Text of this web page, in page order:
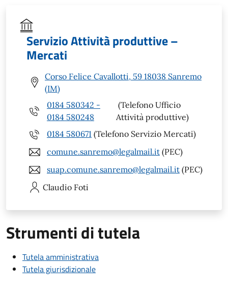
Servizio Attività produttive –
Mercati
Corso Felice Cavallotti, 59 18038 Sanremo
(IM)
0184 580342 -
0184 580248
(Telefono Ufficio
Attività produttive)
0184 580671 (Telefono Servizio Mercati)
comune.sanremo@legalmail.it (PEC)
suap.comune.sanremo@legalmail.it (PEC)
Claudio Foti
Strumenti di tutela
Tutela amministrativa
Tutela giurisdizionale